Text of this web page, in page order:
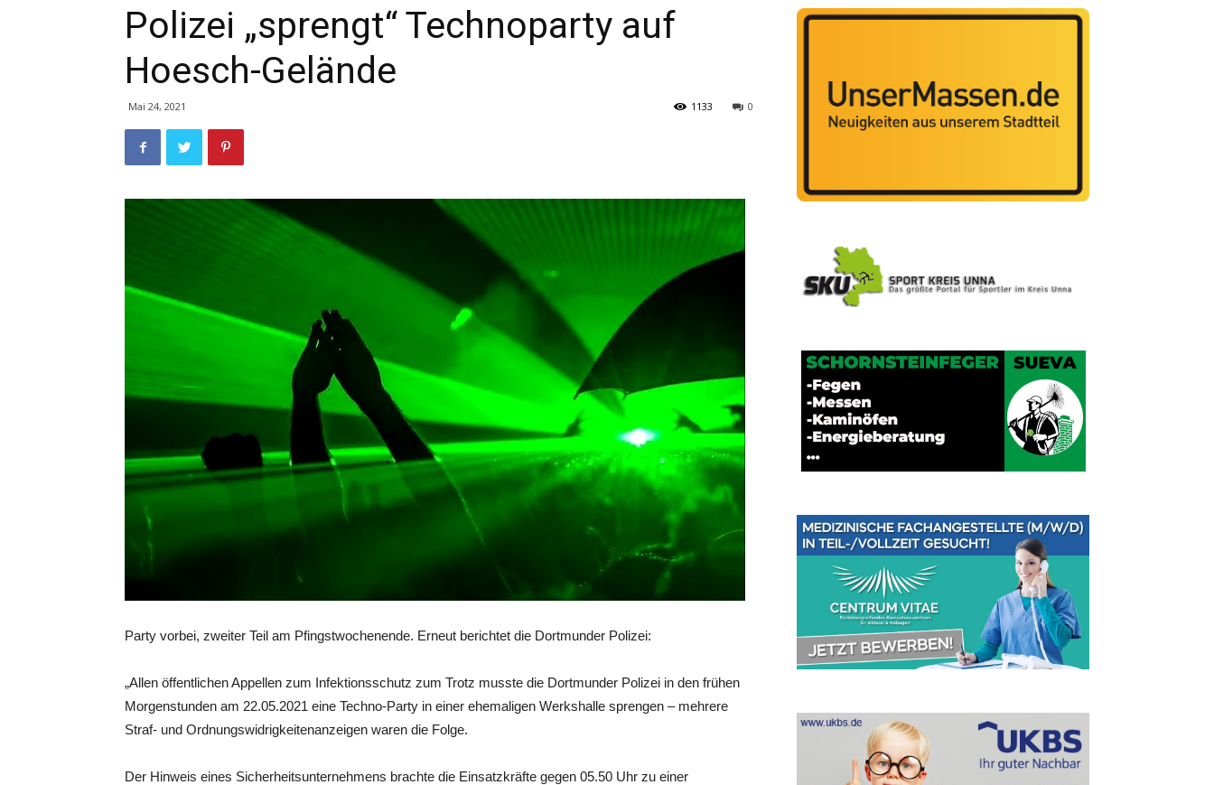
Polizei „sprengt“ Technoparty auf
Hoesch-Gelände
Mai 24, 2021 0
1133
Party vorbei, zweiter Teil am Pfingstwochenende. Erneut berichtet die Dortmunder Polizei:
„Allen öffentlichen Appellen zum Infektionsschutz zum Trotz musste die Dortmunder Polizei in den frühen
Morgenstunden am 22.05.2021 eine Techno-Party in einer ehemaligen Werkshalle sprengen – mehrere
Straf- und Ordnungswidrigkeitenanzeigen waren die Folge.
Der Hinweis eines Sicherheitsunternehmens brachte die Einsatzkräfte gegen 05.50 Uhr zu einer